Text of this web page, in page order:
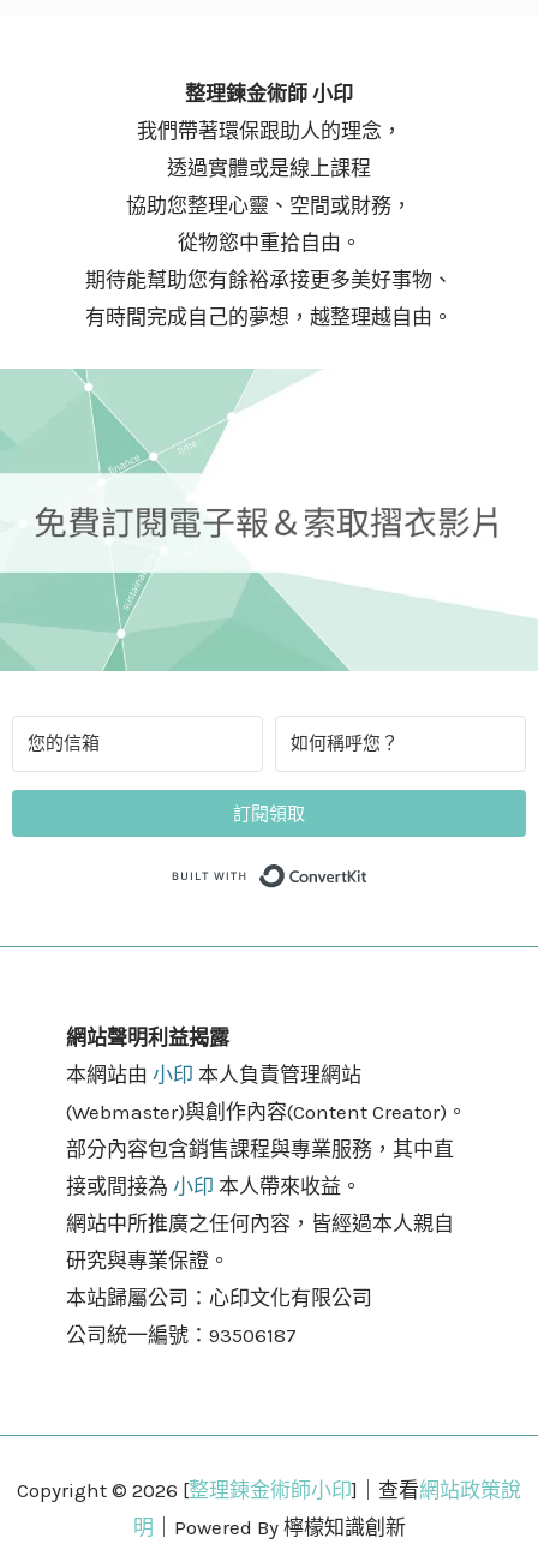
整理鍊金術師 小印
我們帶著環保跟助人的理念，
透過實體或是線上課程
協助您整理心靈、空間或財務，
從物慾中重拾自由。
期待能幫助您有餘裕承接更多美好事物、
有時間完成自己的夢想，越整理越自由。
訂閱領取
網站聲明利益揭露
本網站由 小印 本人負責管理網站
(Webmaster)與創作內容(Content Creator)。
部分內容包含銷售課程與專業服務，其中直
接或間接為 小印 本人帶來收益。
網站中所推廣之任何內容，皆經過本人親自
研究與專業保證。
本站歸屬公司：心印文化有限公司
公司統一編號：93506187
Copyright © 2026 [整理鍊金術師小印]｜查看網站政策說
明 ｜Powered By 檸檬知識創新